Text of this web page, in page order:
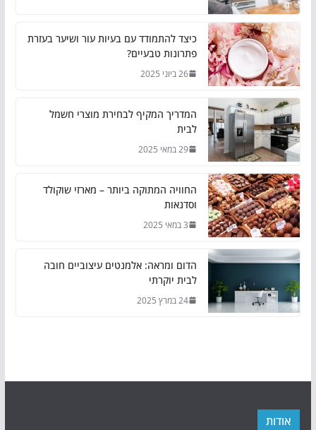
כיצד להתמודד עם בעיות עור ושיער בעזרת
פתרונות טבעיים?
26 ביוני 2025
המדריך המקיף לבחירת מוצרי חשמל
לבית
29 במאי 2025
החוויה המתוקה ביותר – מארזי שוקולד
וסדנאות
3 במאי 2025
הדום ומראה: אלמנטים עיצוביים חובה
לבית יוקרתי
24 במרץ 2025
אודות